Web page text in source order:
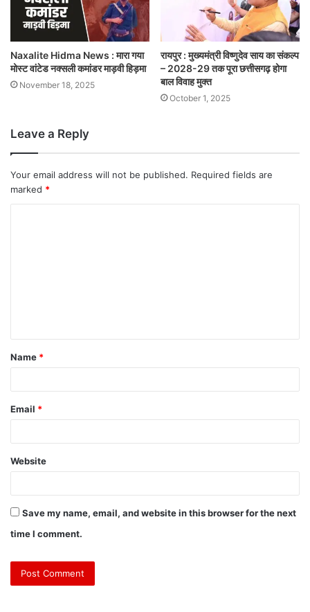
Naxalite Hidma News : मारा गया
मोस्ट वांटेड नक्सली कमांडर माड़वी हिड़मा
November 18, 2025
रायपुर : मुख्यमंत्री विष्णुदेव साय का संकल्प
– 2028-29 तक पूरा छत्तीसगढ़ होगा
बाल विवाह मुक्त
October 1, 2025
Leave a Reply
Your email address will not be published. Required fields are
marked *
Name *
Email *
Website
Save my name, email, and website in this browser for the next
time I comment.